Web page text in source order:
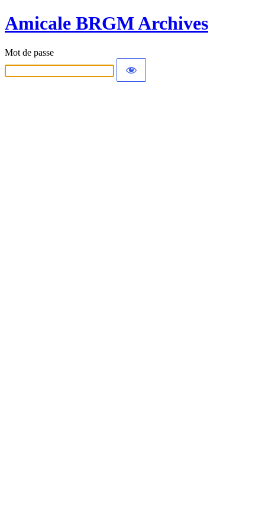
Amicale BRGM Archives
Mot de passe